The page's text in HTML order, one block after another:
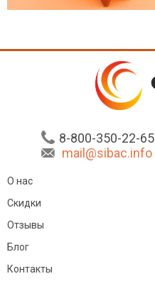
8-800-350-22-65
mail@sibac.info
О нас
Скидки
Отзывы
Блог
Контакты